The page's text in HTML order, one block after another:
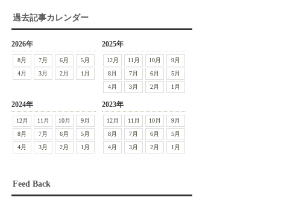
過去記事カレンダー
2026年
8月 7月 6月
5月
4月
3月 2月 1月
2025年
12月 11月 10月
9月
8月
7月 6月
5月
4月
3月 2月 1月
2024年
12月 11月 10月
9月
8月
7月 6月
5月
4月
3月 2月 1月
2023年
12月 11月 10月
9月
8月
7月 6月
5月
4月
3月 2月 1月
Feed Back